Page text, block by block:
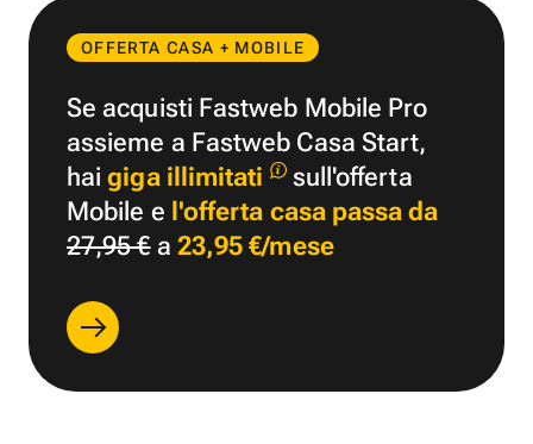
OFFERTA CASA + MOBILE
Se acquisti Fastweb Mobile Pro
assieme a Fastweb Casa Start,
haigiga illimitati
sull'offerta
Mobile e l'offerta casa passa da
27,95 €a 23,95 €/mese